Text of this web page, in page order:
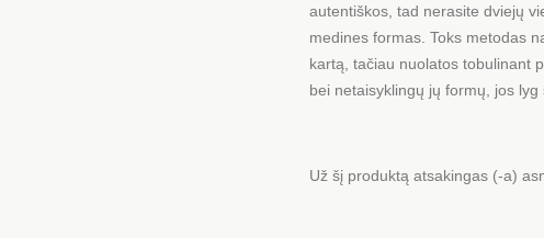
autentiškos, tad nerasite dviejų
medines formas. Toks metodas
kartą, tačiau nuolatos tobulinant
bei netaisyklingų jų formų, jos lyg
Už šį produktą atsakingas (-a)